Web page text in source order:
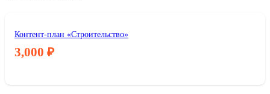
Контент-план «Строительство»
3,000 ₽